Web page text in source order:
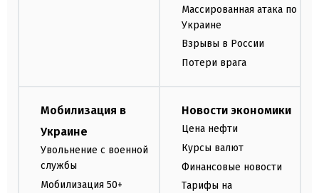
Массированная атака по
Украине
Взрывы в России
Потери врага
Мобилизация в
Украине
Увольнение с военной
службы
Мобилизация 50+
Новости экономики
Цена нефти
Курсы валют
Финансовые новости
Тарифы на